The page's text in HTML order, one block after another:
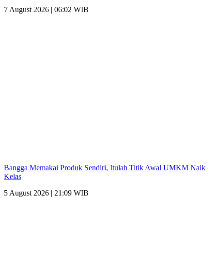
7 August 2026 | 06:02 WIB
Bangga Memakai Produk Sendiri, Itulah Titik Awal UMKM Naik
Kelas
5 August 2026 | 21:09 WIB